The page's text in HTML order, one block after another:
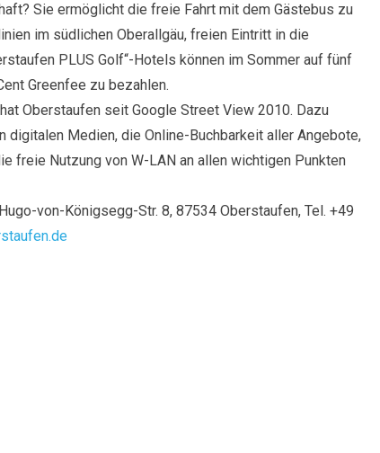
Sie ermöglicht die freie Fahrt mit dem Gästebus zu
im südlichen Oberallgäu, freien Eintritt in die
PLUS Golf“-Hotels können im Sommer auf fünf
Greenfee zu bezahlen.
Oberstaufen seit Google Street View 2010. Dazu
digitalen Medien, die Online-Buchbarkeit aller Angebote,
freie Nutzung von W-LAN an allen wichtigen Punkten
von-Königsegg-Str. 8, 87534 Oberstaufen, Tel. +49